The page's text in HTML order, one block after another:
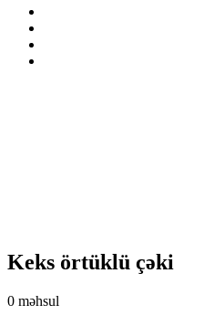
Keks örtüklü çəki
0 məhsul